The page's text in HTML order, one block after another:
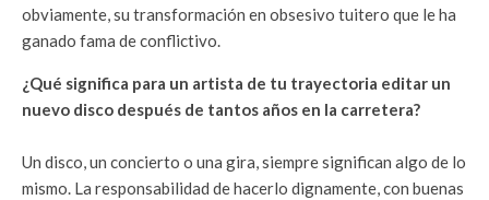
obviamente, su transformación en obsesivo tuitero que le ha
ganado fama de conflictivo.
¿Qué significa para un artista de tu trayectoria editar un
nuevo disco después de tantos años en la carretera?
Un disco, un concierto o una gira, siempre significan algo de lo
mismo. La responsabilidad de hacerlo dignamente, con buenas